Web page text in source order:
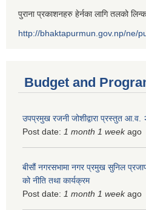
पुराना प्रकाशनहरु हेर्नका लागि तलको
http://bhaktapurmun.gov.np/ne/
Budget and
उपप्रमुख रजनी जोशीद्वारा प्रस्तुत
Post date: 1 month 1 weekago
बीसौं नगरसभामा नगर प्रमुख सुनिल
को नीति तथा कार्यक्रम
Post date: 1 month 1 weekago